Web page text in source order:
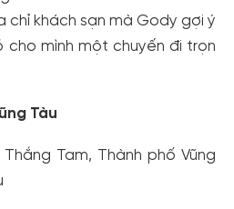
chỉ khách sạn mà Gody gợi ý
mình một chuyến đi trọn
Tàu
Thắng Tam, Thành phố Vũng